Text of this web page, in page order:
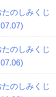
たのしみく
たのしみく
たのしみく